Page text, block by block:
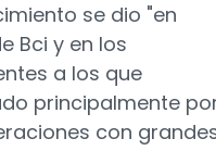
se dio "en
Bci y en los
a los que
principalmente
con